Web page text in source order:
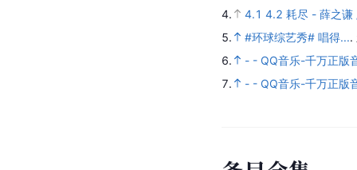
4.
4.1 4.2 耗尽 - 薛之谦
5.
#环球综艺秀# 唱得....
6.
- - QQ音乐-千万正版
7.
- - QQ音乐-千万正版